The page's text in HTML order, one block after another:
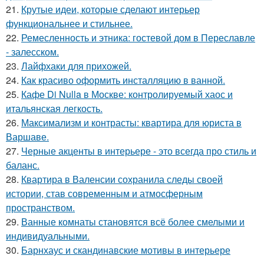
21. Крутые идеи, которые сделают интерьер
функциональнее и стильнее.
22. Ремесленность и этника: гостевой дом в Переславле
- залесском.
23. Лайфхаки для прихожей.
24. Как красиво оформить инсталляцию в ванной.
25. Кафе Di Nulla в Москве: контролируемый хаос и
итальянская легкость.
26. Максимализм и контрасты: квартира для юриста в
Варшаве.
27. Черные акценты в интерьере - это всегда про стиль и
баланс.
28. Квартира в Валенсии сохранила следы своей
истории, став современным и атмосферным
пространством.
29. Ванные комнаты становятся всё более смелыми и
индивидуальными.
30. Барнхаус и скандинавские мотивы в интерьере